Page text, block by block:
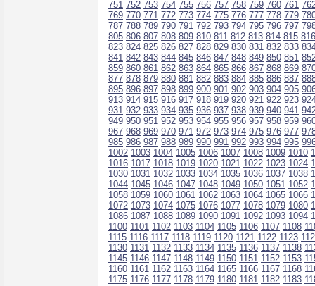
751 752 753 754 755 756 757 758 759 760 761
769 770 771 772 773 774 775 776 777 778 779
787 788 789 790 791 792 793 794 795 796 797
805 806 807 808 809 810 811 812 813 814 815 816
823 824 825 826 827 828 829 830 831 832 833
841 842 843 844 845 846 847 848 849 850 851
859 860 861 862 863 864 865 866 867 868 869
877 878 879 880 881 882 883 884 885 886 887
895 896 897 898 899 900 901 902 903 904 905
913 914 915 916 917 918 919 920 921 922 923
931 932 933 934 935 936 937 938 939 940 941
949 950 951 952 953 954 955 956 957 958 959
967 968 969 970 971 972 973 974 975 976 977
985 986 987 988 989 990 991 992 993 994 995
1002 1003 1004 1005 1006 1007 1008 1009 1010
1016 1017 1018 1019 1020 1021 1022 1023 1024
1030 1031 1032 1033 1034 1035 1036 1037 1038
1044 1045 1046 1047 1048 1049 1050 1051 1052
1058 1059 1060 1061 1062 1063 1064 1065 1066
1072 1073 1074 1075 1076 1077 1078 1079 1080
1086 1087 1088 1089 1090 1091 1092 1093 1094
1100 1101 1102 1103 1104 1105 1106 1107 1108
1115 1116 1117 1118 1119 1120 1121 1122 1123
1130 1131 1132 1133 1134 1135 1136 1137 1138
1145 1146 1147 1148 1149 1150 1151 1152 1153
1160 1161 1162 1163 1164 1165 1166 1167 1168
1175 1176 1177 1178 1179 1180 1181 1182 1183